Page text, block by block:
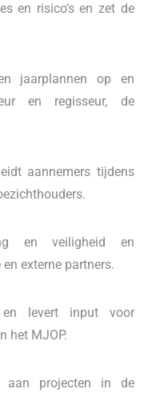
en risico’s en zet de
jaarplannen op en
en regisseur, de
aannemers tijdens
en veiligheid en
externe partners.
en levert input voor
het MJOP.
aan projecten in de